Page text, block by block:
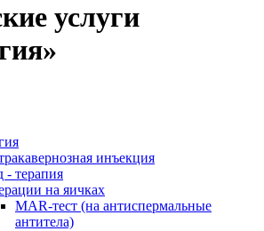
услуги
инъекция
- терапия
на яичках
MAR-тест (на антиспермальные
антитела)